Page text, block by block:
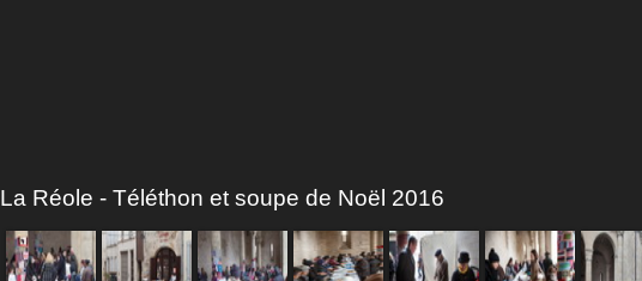
La Réole - Téléthon et soupe de Noël 2016